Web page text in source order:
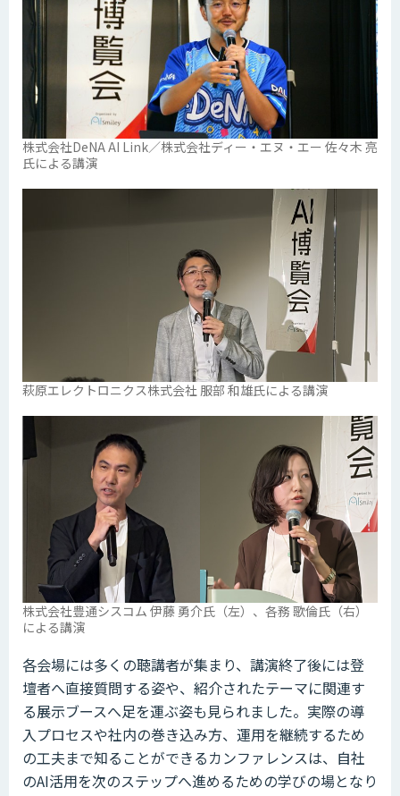
株式会社DeNA AI Link／株式会社ディー・エヌ・エー 佐々木 亮
氏による講演
萩原エレクトロニクス株式会社 服部 和雄氏による講演
株式会社豊通シスコム 伊藤 勇介氏（左）、各務 歌倫氏（右）
による講演
各会場には多くの聴講者が集まり、講演終了後には登
壇者へ直接質問する姿や、紹介されたテーマに関連す
る展示ブースへ足を運ぶ姿も見られました。実際の導
入プロセスや社内の巻き込み方、運用を継続するため
の工夫まで知ることができるカンファレンスは、自社
のAI活用を次のステップへ進めるための学びの場となり